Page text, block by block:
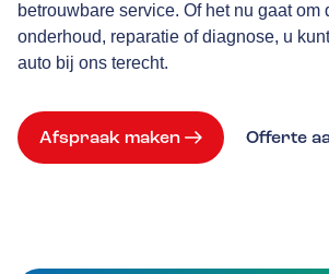
betrouwbare service. Of het nu gaat om
onderhoud, reparatie of diagnose, u
auto bij ons terecht.
Afspraak maken Offerte